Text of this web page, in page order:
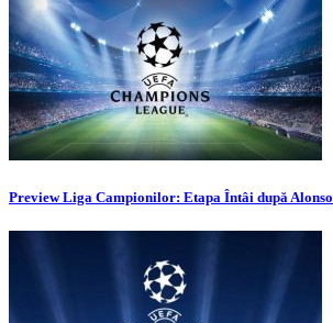
Preview Liga Campionilor: Etapa Întâi după Alonso